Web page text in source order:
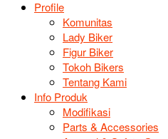
Profile
Komunitas
Lady Biker
Figur Biker
Tokoh Bikers
Tentang Kami
Info Produk
Modifikasi
Parts & Accessories